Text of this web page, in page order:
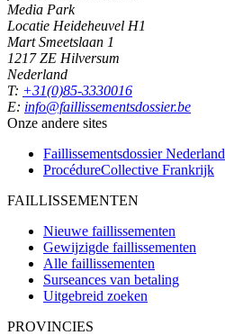
Media Park
Locatie Heideheuvel H1
Mart Smeetslaan 1
1217 ZE Hilversum
Nederland
T: +31(0)85-3330016
E: info@faillissementsdossier.be
Onze andere sites
Faillissementsdossier Nederland
ProcédureCollective Frankrijk
FAILLISSEMENTEN
Nieuwe faillissementen
Gewijzigde faillissementen
Alle faillissementen
Surseances van betaling
Uitgebreid zoeken
PROVINCIES